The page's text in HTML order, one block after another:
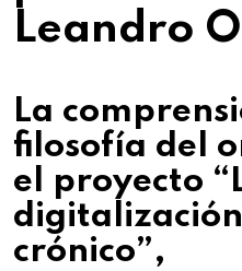
Leandro
La
filosofía del
el proyecto
crónico”,